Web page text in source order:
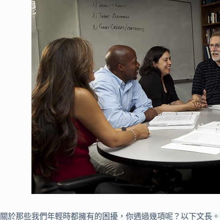
關於那些我們年輕時都擁有的困擾，你遇過幾項呢？以下文長。